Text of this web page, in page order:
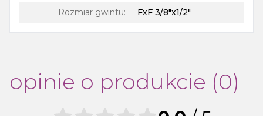
Rozmiar gwintu: FxF 3/8"x1/2"
opinie o produkcie (0)